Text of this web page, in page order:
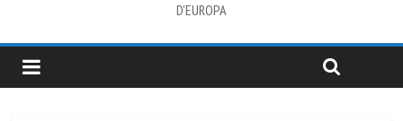
D’EUROPA